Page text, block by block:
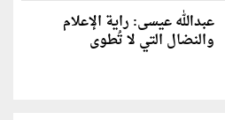
عبدالله عيسى: راية الإعلام
والنضال التي لا تُطوى